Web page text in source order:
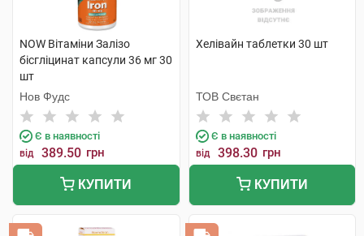
NOW Вітаміни Залізо
бісгліцинат капсули 36 мг 30
шт
Нов Фудс
Є в наявності
від 389.50 грн
КУПИТИ
Хелівайн таблетки 30 шт
ТОВ Свєтан
Є в наявності
від 398.30 грн
КУПИТИ